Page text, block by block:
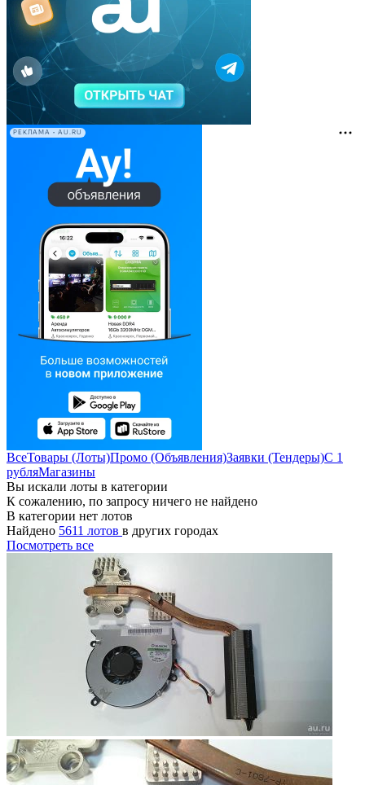
РЕКЛАМА • AU.RU
ВсеТовары (Лоты)Промо (Объявления)Заявки (Тендеры)С 1
рубляМагазины
Вы искали лоты в категории
К сожалению, по запросу ничего не найдено
В категории нет лотов
Найдено 5611 лотов в других городах
Посмотреть все